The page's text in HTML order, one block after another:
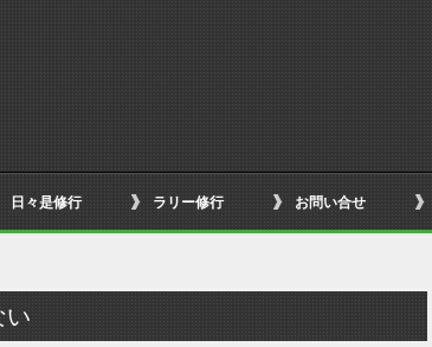
日々是修行 ラリー修行 お問い合せ
い